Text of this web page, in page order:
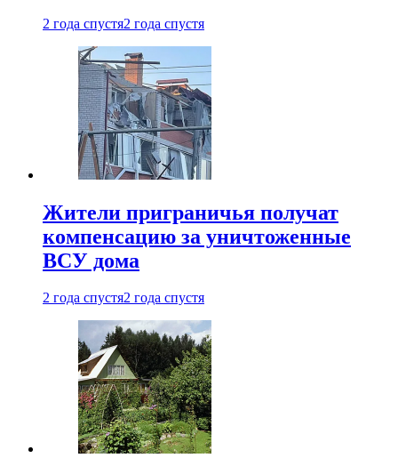
2 года спустя2 года спустя
Жители приграничья получат
компенсацию за уничтоженные
ВСУ дома
2 года спустя2 года спустя